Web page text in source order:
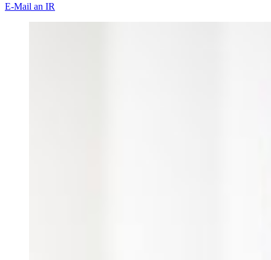
E-Mail an IR